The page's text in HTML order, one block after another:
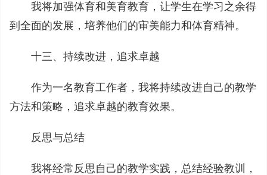
我将加强体育和美育教育，让学生在学习之余得
到全面的发展，培养他们的审美能力和体育精神。
十三、持续改进，追求卓越
作为一名教育工作者，我将持续改进自己的教学
方法和策略，追求卓越的教育效果。
反思与总结
我将经常反思自己的教学实践，总结经验教训，